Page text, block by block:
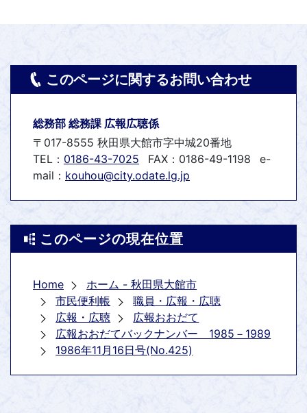
このページに関するお問い合わせ
総務部 総務課 広報広聴係
〒017-8555 秋田県大館市字中城20番地
TEL： 0186-43-7025 FAX：0186-49-1198
e-
mail： kouhou@city.odate.lg.jp
このページの現在位置
Home
ホーム - 秋田県大館市
市民便利帳
職員・広報・広聴
広報・広聴
広報おおだて
広報おおだてバックナンバー 1985－1989
1986年11月16日号(No.425)